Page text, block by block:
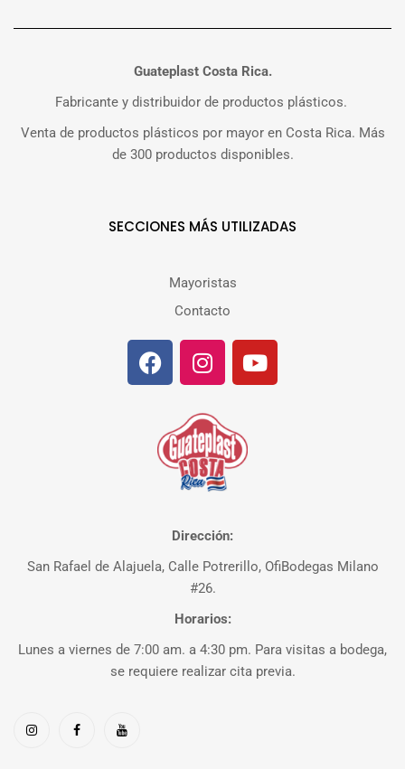
Guateplast Costa Rica.
Fabricante y distribuidor de productos plásticos.
Venta de productos plásticos por mayor en Costa Rica. Más
de 300 productos disponibles.
SECCIONES MÁS UTILIZADAS
Mayoristas
Contacto
Dirección:
San Rafael de Alajuela, Calle Potrerillo, OfiBodegas Milano
#26.
Horarios:
Lunes a viernes de 7:00 am. a 4:30 pm. Para visitas a bodega,
se requiere realizar cita previa.